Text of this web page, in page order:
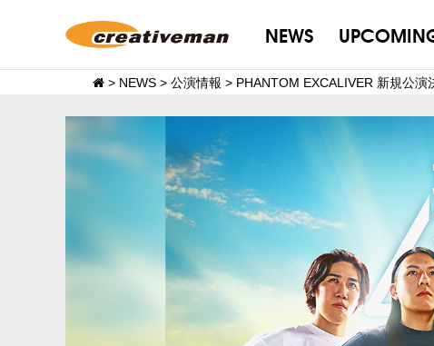
NEWS
> NEWS > 公演情報 > PHANTOM EXCALIVER 新規公演